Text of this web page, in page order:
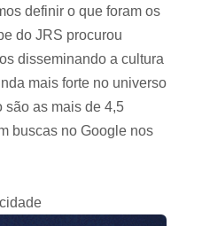
definir o que foram os
do JRS procurou
disseminando a cultura
mais forte no universo
são as mais de 4,5
buscas no Google nos